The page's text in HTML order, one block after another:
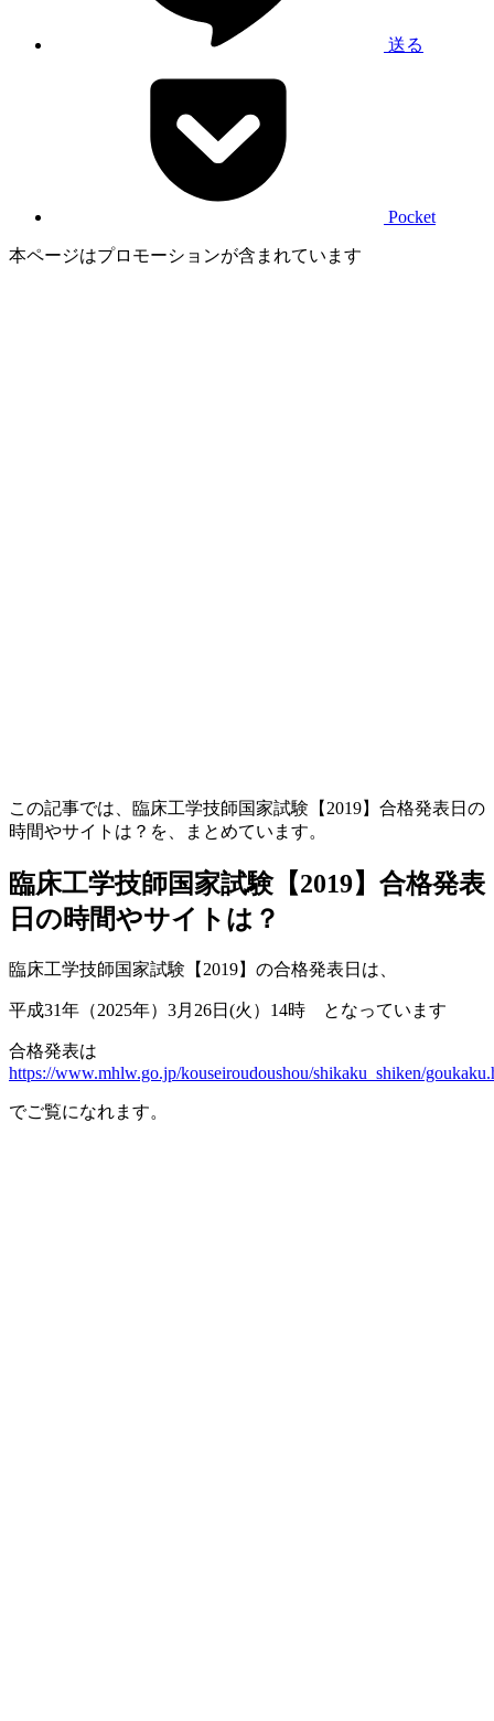
送る
Pocket
本ページはプロモーションが含まれています
この記事では、臨床工学技師国家試験【2019】合格発表日の
時間やサイトは？を、まとめています。
臨床工学技師国家試験【2019】合格発表
日の時間やサイトは？
臨床工学技師国家試験【2019】の合格発表日は、
平成31年（2025年）3月26日(火）14時 となっています
合格発表は
https://www.mhlw.go.jp/kouseiroudoushou/shikaku_shiken/
でご覧になれます。